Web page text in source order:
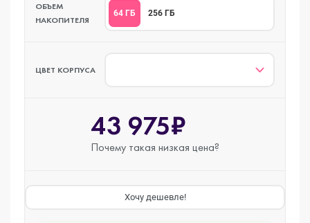
ОБЪЕМ
НАКОПИТЕЛЯ
64 ГБ 256 ГБ
ЦВЕТ КОРПУСА
43 975₽
Почему такая низкая цена?
Хочу дешевле!